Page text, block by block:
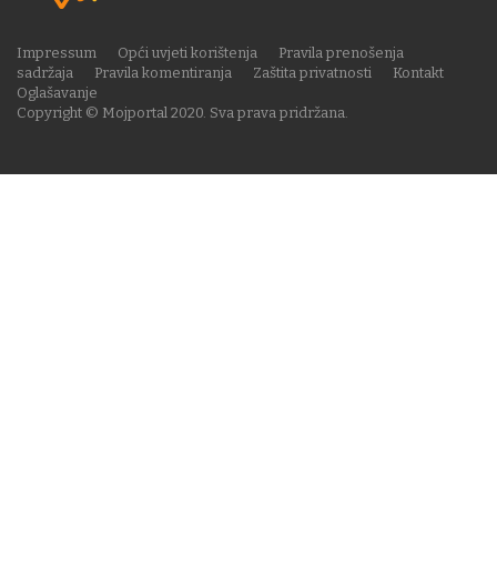
Copyright © Mojportal 2020. Sva prava pridržana.
Impressum Opći uvjeti korištenja
Pravila prenošenja
sadržaja
Pravila komentiranja Zaštita privatnosti
Kontakt
Oglašavanje